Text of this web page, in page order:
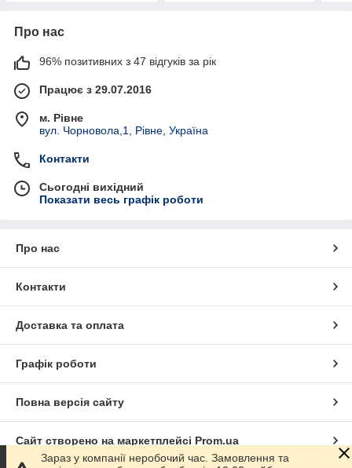
Про нас
96% позитивних з 47 відгуків за рік
Працює з 29.07.2016
м. Рівне
вул. Чорновола,1, Рівне, Україна
Контакти
Сьогодні вихідний
Показати весь графік роботи
Про нас
Контакти
Доставка та оплата
Графік роботи
Повна версія сайту
Сайт створено на маркетплейсі Prom.ua
Зараз у компанії неробочий час. Замовлення та